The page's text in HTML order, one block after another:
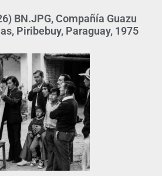
BN.JPG, Compañía Guazu
Piribebuy, Paraguay, 1975